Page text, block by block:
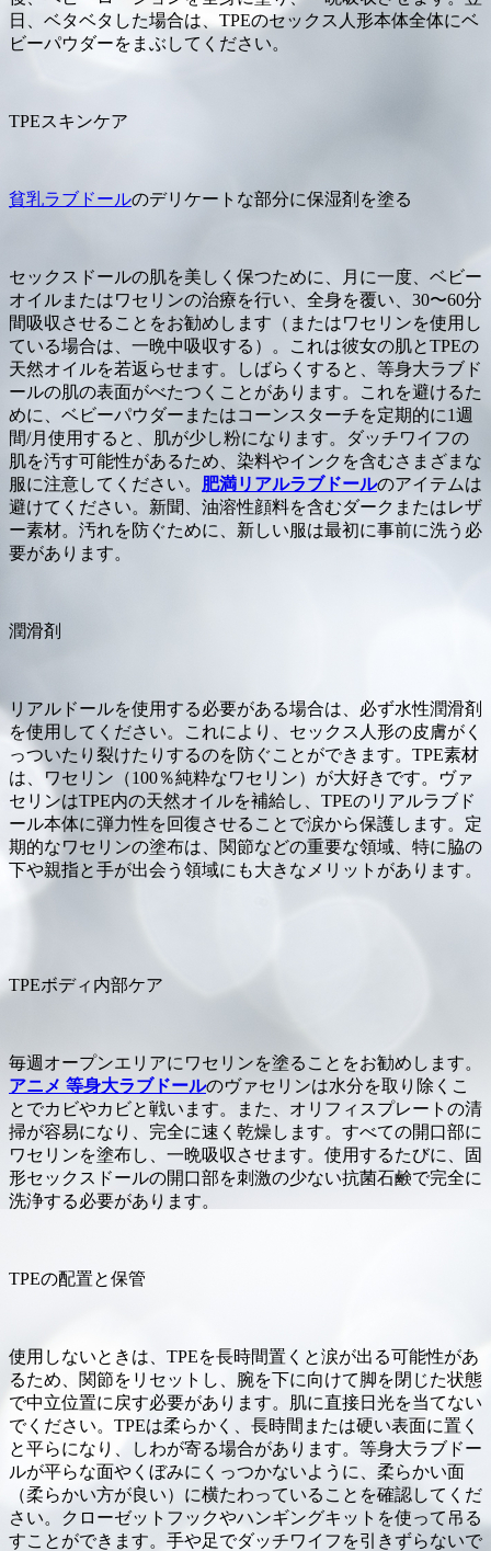
日、ベタベタした場合は、TPEのセックス人形本体全体にベ
ビーパウダーをまぶしてください。
TPEスキンケア
貧乳ラブドールのデリケートな部分に保湿剤を塗る
セックスドールの肌を美しく保つために、月に一度、ベビー
オイルまたはワセリンの治療を行い、全身を覆い、30〜60分
間吸収させることをお勧めします（またはワセリンを使用し
ている場合は、一晩中吸収する）。これは彼女の肌とTPEの
天然オイルを若返らせます。しばらくすると、等身大ラブド
ールの肌の表面がべたつくことがあります。これを避けるた
めに、ベビーパウダーまたはコーンスターチを定期的に1週
間/月使用すると、肌が少し粉になります。ダッチワイフの
肌を汚す可能性があるため、染料やインクを含むさまざまな
服に注意してください。 肥満リアルラブドールのアイテムは
避けてください。新聞、油溶性顔料を含むダークまたはレザ
ー素材。汚れを防ぐために、新しい服は最初に事前に洗う必
要があります。
潤滑剤
リアルドールを使用する必要がある場合は、必ず水性潤滑剤
を使用してください。これにより、セックス人形の皮膚がく
っついたり裂けたりするのを防ぐことができます。TPE素材
は、ワセリン（100％純粋なワセリン）が大好きです。ヴァ
セリンはTPE内の天然オイルを補給し、TPEのリアルラブド
ール本体に弾力性を回復させることで涙から保護します。定
期的なワセリンの塗布は、関節などの重要な領域、特に脇の
下や親指と手が出会う領域にも大きなメリットがあります。
TPEボディ内部ケア
毎週オープンエリアにワセリンを塗ることをお勧めします。
アニメ 等身大ラブドールのヴァセリンは水分を取り除くこ
とでカビやカビと戦います。また、オリフィスプレートの清
掃が容易になり、完全に速く乾燥します。すべての開口部に
ワセリンを塗布し、一晩吸収させます。使用するたびに、固
形セックスドールの開口部を刺激の少ない抗菌石鹸で完全に
洗浄する必要があります。
TPEの配置と保管
使用しないときは、TPEを長時間置くと涙が出る可能性があ
るため、関節をリセットし、腕を下に向けて脚を閉じた状態
で中立位置に戻す必要があります。肌に直接日光を当てない
でください。TPEは柔らかく、長時間または硬い表面に置く
と平らになり、しわが寄る場合があります。等身大ラブドー
ルが平らな面やくぼみにくっつかないように、柔らかい面
（柔らかい方が良い）に横たわっていることを確認してくだ
さい。クローゼットフックやハンギングキットを使って吊る
すことができます。手や足でダッチワイフを引きずらないで